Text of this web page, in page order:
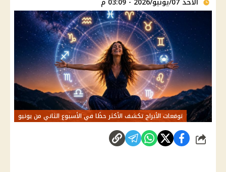
توقعات الأبراج تكشف الأكثر حظًا في الأسبوع الثاني من يونيو
شارك